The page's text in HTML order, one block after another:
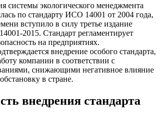
системы экологического менеджмента
по стандарту ИСО 14001 от 2004 года,
вступило в силу третье издание
2015. Стандарт регламентирует
на предприятиях.
внедрение особого стандарта,
компании в соответствии с
снижающими негативное влияние
в стране.
внедрения стандарта